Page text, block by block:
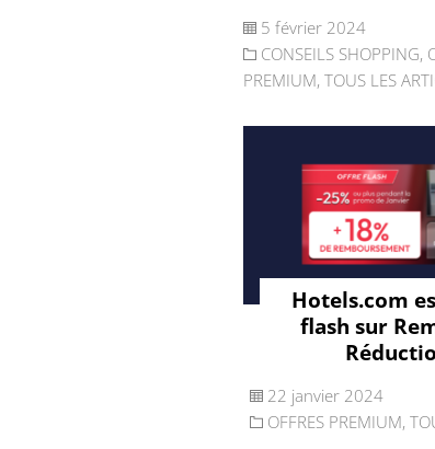
5 février 2024
CONSEILS SHOPPING,
PREMIUM, TOUS LES
Hotels.com
flash sur
22 janvier 2024
OFFRES PREMIUM,